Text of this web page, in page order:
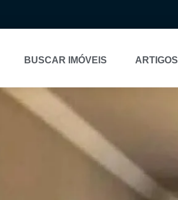
BUSCAR IMÓVEIS ARTIGOS